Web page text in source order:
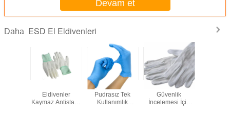
Devam et
Daha ESD El Eldivenleri
için Konfor ve
Elektrostatik
ESD El Eldivenleri
Elektronik
parçaların güvenli
ESD İş Eldiveni
Beyaz Antistatik
Güvenlik Şeritli